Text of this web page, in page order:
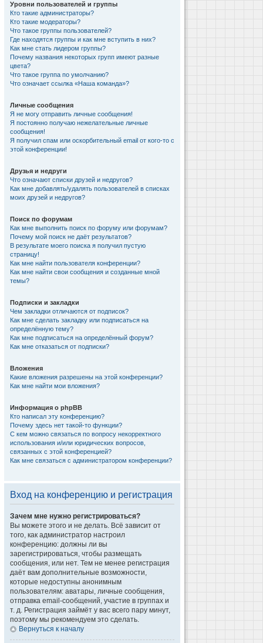
Уровни пользователей и группы
Кто такие администраторы?
Кто такие модераторы?
Что такое группы пользователей?
Где находятся группы и как мне вступить в них?
Как мне стать лидером группы?
Почему названия некоторых групп имеют разные
цвета?
Что такое группа по умолчанию?
Что означает ссылка «Наша команда»?
Личные сообщения
Я не могу отправить личные сообщения!
Я постоянно получаю нежелательные личные
сообщения!
Я получил спам или оскорбительный email от кого-то с
этой конференции!
Друзья и недруги
Что означают списки друзей и недругов?
Как мне добавлять/удалять пользователей в списках
моих друзей и недругов?
Поиск по форумам
Как мне выполнить поиск по форуму или форумам?
Почему мой поиск не даёт результатов?
В результате моего поиска я получил пустую
страницу!
Как мне найти пользователя конференции?
Как мне найти свои сообщения и созданные мной
темы?
Подписки и закладки
Чем закладки отличаются от подписок?
Как мне сделать закладку или подписаться на
определённую тему?
Как мне подписаться на определённый форум?
Как мне отказаться от подписки?
Вложения
Какие вложения разрешены на этой конференции?
Как мне найти мои вложения?
Информация о phpBB
Кто написал эту конференцию?
Почему здесь нет такой-то функции?
С кем можно связаться по вопросу некорректного
использования и/или юридических вопросов,
связанных с этой конференцией?
Как мне связаться с администратором конференции?
Вход на конференцию и регистрация
Зачем мне нужно регистрироваться?
Вы можете этого и не делать. Всё зависит от
того, как администратор настроил
конференцию: должны ли вы
зарегистрироваться, чтобы размещать
сообщения, или нет. Тем не менее регистрация
даёт вам дополнительные возможности,
которые недоступны анонимным
пользователям: аватары, личные сообщения,
отправка email-сообщений, участие в группах и
т. д. Регистрация займёт у вас всего пару минут,
поэтому мы рекомендуем это сделать.
Вернуться к началу